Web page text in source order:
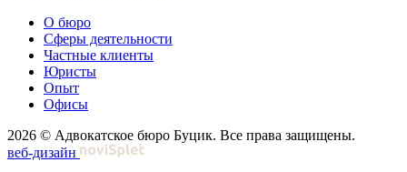
О бюро
Сферы деятельности
Частные клиенты
Юристы
Опыт
Офисы
2026 © Адвокатское бюро Буцик. Все права защищены.
веб-дизайн